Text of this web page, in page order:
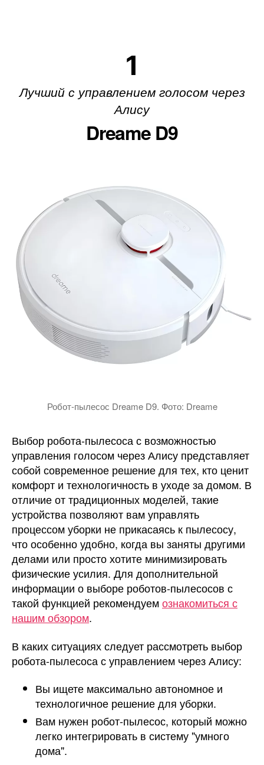
1
Лучший с управлением голосом через
Алису
Dreame D9
Робот-пылесос Dreame D9. Фото: Dreame
Выбор робота-пылесоса с возможностью
управления голосом через Алису представляет
собой современное решение для тех, кто ценит
комфорт и технологичность в уходе за домом. В
отличие от традиционных моделей, такие
устройства позволяют вам управлять
процессом уборки не прикасаясь к пылесосу,
что особенно удобно, когда вы заняты другими
делами или просто хотите минимизировать
физические усилия. Для дополнительной
информации о выборе роботов-пылесосов с
такой функцией рекомендуемознакомиться с
нашим обзором.
В каких ситуациях следует рассмотреть выбор
робота-пылесоса с управлением через Алису:
Вы ищете максимально автономное и
технологичное решение для уборки.
Вам нужен робот-пылесос, который можно
легко интегрировать в систему "умного
дома".